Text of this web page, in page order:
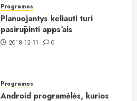
Programos
Planuojantys keliauti turi
pasirūpinti apps‘ais
2018-12-11 0
Programos
Android programėlės, kurios